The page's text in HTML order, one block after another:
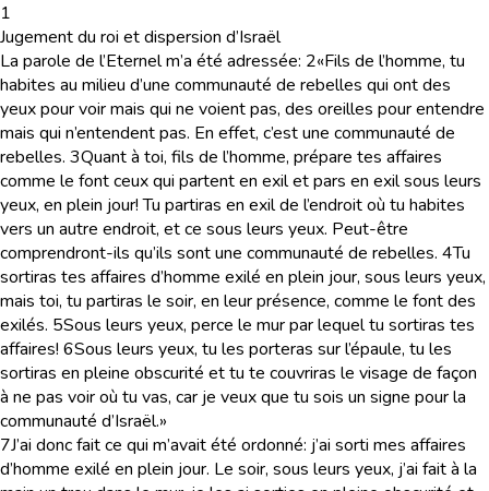
1
Jugement du roi et dispersion d’Israël
La parole de l’Eternel m’a été adressée: 2«Fils de l’homme, tu
habites au milieu d’une communauté de rebelles qui ont des
yeux pour voir mais qui ne voient pas, des oreilles pour entendre
mais qui n’entendent pas. En effet, c’est une communauté de
rebelles. 3Quant à toi, fils de l’homme, prépare tes affaires
comme le font ceux qui partent en exil et pars en exil sous leurs
yeux, en plein jour! Tu partiras en exil de l’endroit où tu habites
vers un autre endroit, et ce sous leurs yeux. Peut-être
comprendront-ils qu’ils sont une communauté de rebelles. 4Tu
sortiras tes affaires d’homme exilé en plein jour, sous leurs yeux,
mais toi, tu partiras le soir, en leur présence, comme le font des
exilés. 5Sous leurs yeux, perce le mur par lequel tu sortiras tes
affaires! 6Sous leurs yeux, tu les porteras sur l’épaule, tu les
sortiras en pleine obscurité et tu te couvriras le visage de façon
à ne pas voir où tu vas, car je veux que tu sois un signe pour la
communauté d’Israël.»
7J’ai donc fait ce qui m’avait été ordonné: j’ai sorti mes affaires
d’homme exilé en plein jour. Le soir, sous leurs yeux, j’ai fait à la